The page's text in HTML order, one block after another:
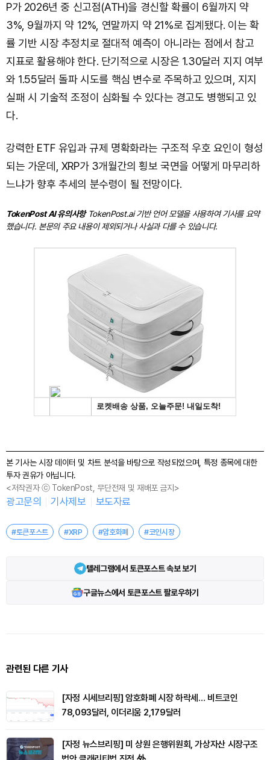
P가 2026년 중 신고점(ATH)을 경신할 확률이 6월까지 약
3%, 9월까지 약 12%, 연말까지 약 21%로 집계됐다. 이는 확
률 기반 시장 추정치로 절대적 예측이 아니라는 점에서 참고
지표로 활용해야 한다. 단기적으로 시장은 1.30달러 지지 여부
와 1.55달러 돌파 시도를 핵심 변수로 주목하고 있으며, 지지
실패 시 기술적 조정이 심화될 수 있다는 경고도 병행되고 있
다.
강력한 ETF 유입과 규제 명확화라는 구조적 우호 요인이 형성
되는 가운데, XRP가 3개월간의 횡보 국면을 어떻게 마무리하
느냐가 향후 추세의 분수령이 될 전망이다.
TokenPost AI 유의사항TokenPost.ai 기반 언어 모델을 사용하여 기사를 요약
했습니다. 본문의 주요 내용이 제외되거나 사실과 다를 수 있습니다.
본 기사는 시장 데이터 및 차트 분석을 바탕으로 작성되었으며, 특정 종목에 대한
투자 권유가 아닙니다.
<저작권자 ⓒ TokenPost, 무단전재 및 재배포 금지>
광고문의 기사제보 보도자료
#토큰포스트 #XRP #암호화폐 #코인시장
텔레그램에서 토큰포스트 속보 보기
구글뉴스에서 토큰포스트 팔로우하기
관련된 다른 기사
[자정 시세브리핑] 암호화폐 시장 하락세… 비트코인
78,093달러, 이더리움 2,179달러
[자정 뉴스브리핑] 미 상원 은행위원회, 가상자산 시장구조